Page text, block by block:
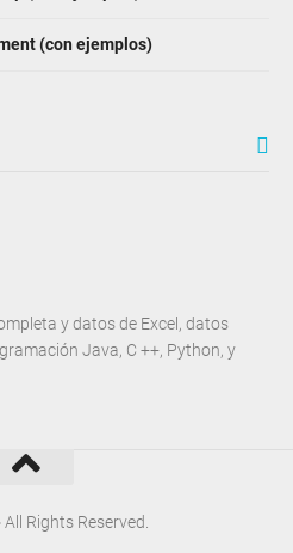
(con ejemplos)
y datos de Excel, datos
Java, C ++, Python, y
Rights Reserved.